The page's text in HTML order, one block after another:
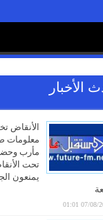
الأخبار
الأنقاض
معلومات
مأرب
تحت
يمنعون
07/08/2026